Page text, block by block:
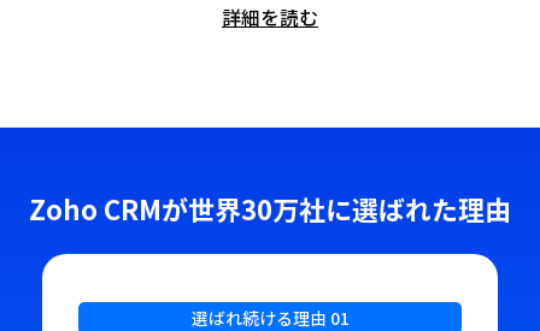
詳細を読む
Zoho CRMが世界30万社に選ばれた理由
選ばれ続ける理由 01